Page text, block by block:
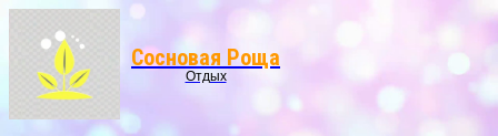
Сосновая Роща
Отдых